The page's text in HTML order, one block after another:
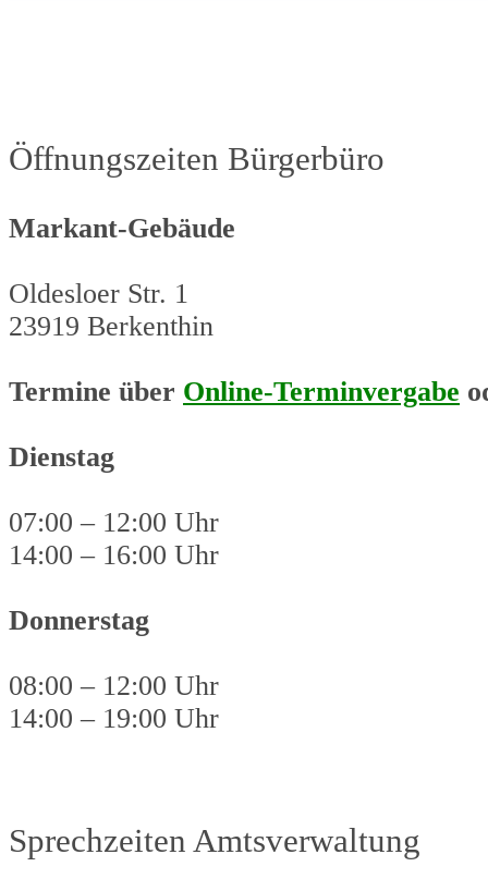
Öffnungszeiten Bürgerbüro
Markant-Gebäude
Oldesloer Str. 1
23919 Berkenthin
Termine über Online-Terminvergabe
Dienstag
07:00 – 12:00 Uhr
14:00 – 16:00 Uhr
Donnerstag
08:00 – 12:00 Uhr
14:00 – 19:00 Uhr
Sprechzeiten Amtsverwaltung